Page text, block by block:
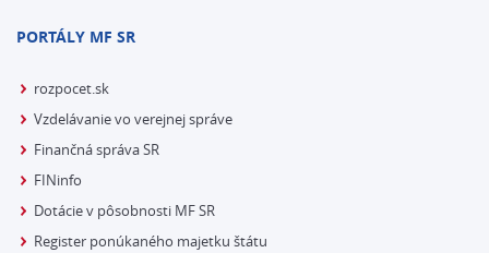
PORTÁLY MF SR
rozpocet.sk
Vzdelávanie vo verejnej správe
Finančná správa SR
FINinfo
Dotácie v pôsobnosti MF SR
Register ponúkaného majetku štátu